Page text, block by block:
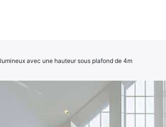
avec une hauteur sous plafond de 4m